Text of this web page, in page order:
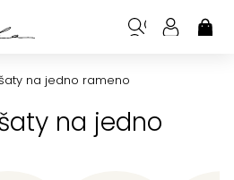
na jedno rameno
na jedno